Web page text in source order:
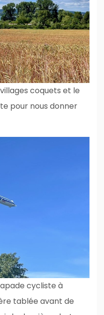
coquets et le
pour nous donner
cycliste à
tablée avant de